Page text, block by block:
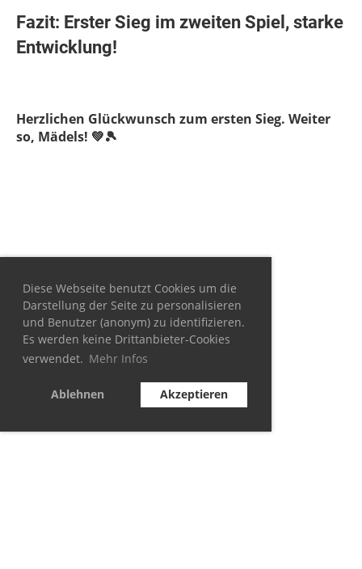
Diese Webseite benutzt Cookies um die
Darstellung der Seite zu personalisieren
und Benutzer (anonym) zu identifizieren.
Es werden keine Drittanbieter-Cookies
verwendet. Mehr Infos
Ablehnen Akzeptieren
Fazit: Erster Sieg im zweiten Spiel, starke
Entwicklung!
Herzlichen Glückwunsch zum ersten Sieg. Weiter
so, Mädels! 💚🎾